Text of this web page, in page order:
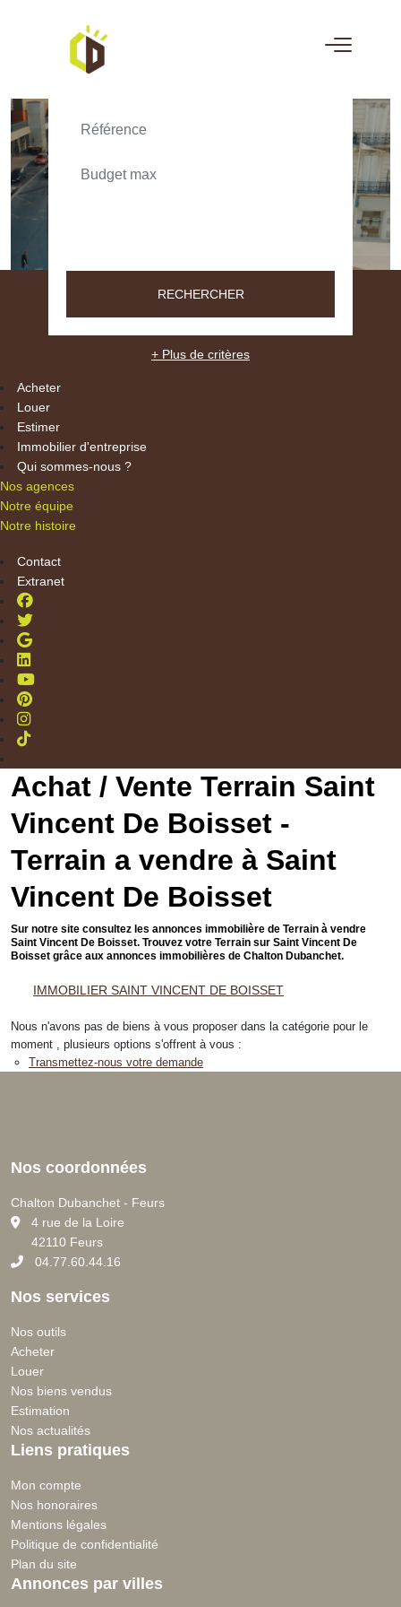
TEXT_SEARCH_SELECTIONNEZ
RECHERCHER
+ Plus de critères
Acheter
Louer
Estimer
Immobilier d'entreprise
Qui sommes-nous ?
Nos agences
Notre équipe
Notre histoire
Contact
Extranet
Achat / Vente Terrain Saint
Vincent De Boisset -
Terrain a vendre à Saint
Vincent De Boisset
Sur notre site consultez les annonces immobilière de Terrain à vendre
Saint Vincent De Boisset. Trouvez votre Terrain sur Saint Vincent De
Boisset grâce aux annonces immobilières de Chalton Dubanchet.
IMMOBILIER SAINT VINCENT DE BOISSET
Nous n'avons pas de biens à vous proposer dans la catégorie pour le
moment , plusieurs options s'offrent à vous :
Transmettez-nous votre demande
Nos coordonnées
Chalton Dubanchet - Feurs
4 rue de la Loire
42110 Feurs
04.77.60.44.16
Nos services
Nos outils
Acheter
Louer
Nos biens vendus
Estimation
Nos actualités
Liens pratiques
Mon compte
Nos honoraires
Mentions légales
Politique de confidentialité
Plan du site
Annonces par villes